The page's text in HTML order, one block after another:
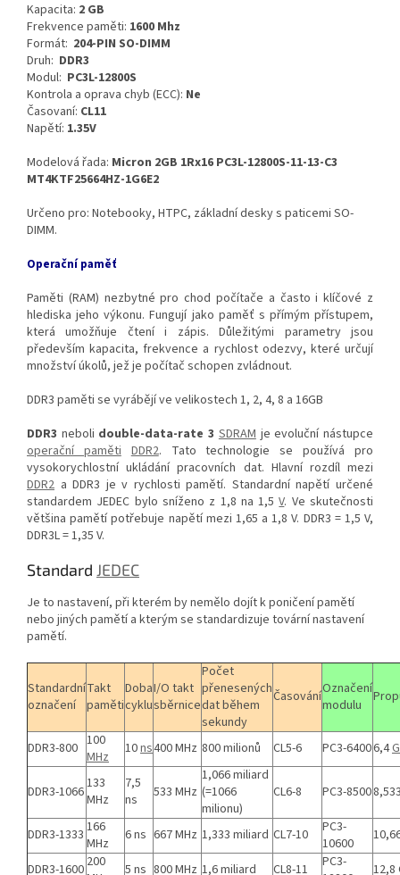
Kapacita: 2 GB
Frekvence paměti: 1600 Mhz
Formát: 204-PIN SO-DIMM
Druh: DDR3
Modul: PC3L-12800S
Kontrola a oprava chyb (ECC): Ne
Časovaní: CL11
Napětí: 1.35V
Modelová řada: Micron 2GB 1Rx16 PC3L-12800S-11-13-C3
MT4KTF25664HZ-1G6E2
Určeno pro: Notebooky, HTPC, základní desky s paticemi SO-
DIMM.
Operační paměť
Paměti (RAM) nezbytné pro chod počítače a často i klíčové z
hlediska jeho výkonu. Fungují jako paměť s přímým přístupem,
která umožňuje čtení i zápis. Důležitými parametry jsou
především kapacita, frekvence a rychlost odezvy, které určují
množství úkolů, jež je počítač schopen zvládnout.
DDR3 paměti se vyrábějí ve velikostech 1, 2, 4, 8 a 16GB
DDR3 neboli double-data-rate 3 SDRAMje evoluční nástupce
operační paměti DDR2. Tato technologie se používá pro
vysokorychlostní ukládání pracovních dat. Hlavní rozdíl mezi
DDR2 a DDR3 je v rychlosti pamětí. Standardní napětí určené
standardem JEDEC bylo sníženo z 1,8 na 1,5V. Ve skutečnosti
většina pamětí potřebuje napětí mezi 1,65 a 1,8 V. DDR3 = 1,5 V,
DDR3L = 1,35 V.
Standard JEDEC
Je to nastavení, při kterém by nemělo dojít k poničení pamětí
nebo jiných pamětí a kterým se standardizuje tovární nastavení
pamětí.
Standardní
označení
Takt
paměti
Doba
cyklu
I/O takt
sběrnice
Počet
přenesených
dat během
sekundy
ČasováníOznačení
modulu
DDR3-800 100
MHz
10ns400 MHz 800 milionů CL5-6 PC3-64006,4
DDR3-1066133
MHz
7,5
ns
533 MHz
1,066 miliard
(=1066
milionu)
CL6-8 PC3-8500
DDR3-1333 166
MHz
6 ns 667 MHz 1,333 miliard CL7-10
PC3-
10600
DDR3-1600 200
5 ns 800 MHz 1,6 miliard CL8-11
PC3-
12,8